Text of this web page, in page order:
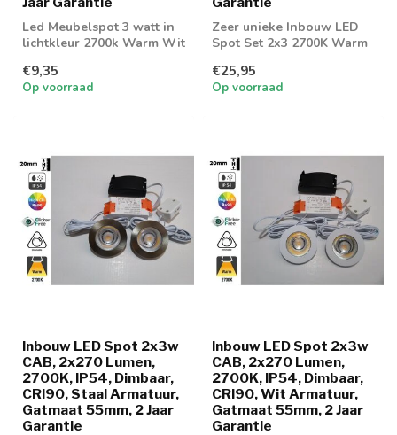
Led Meubelspot 3 watt in
lichtkleur 2700k Warm Wit
€9,35
Op voorraad
Zeer unieke Inbouw LED
Spot Set 2x3 2700K Warm
badkam...
€25,95
Op voorraad
Inbouw LED Spot 2x3w
CAB, 2x270 Lumen,
2700K, IP54, Dimbaar,
CRI90, Staal Armatuur,
Gatmaat 55mm, 2 Jaar
Garantie
Inbouw LED Spot 2x3w
CAB, 2x270 Lumen,
2700K, IP54, Dimbaar,
CRI90, Wit Armatuur,
Gatmaat 55mm, 2 Jaar
Garantie